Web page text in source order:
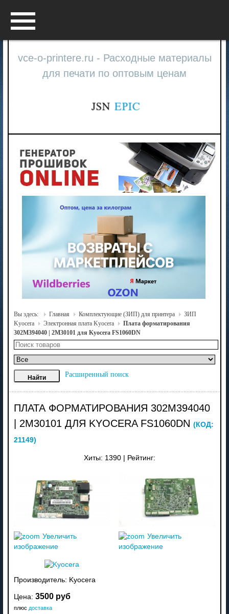
vce-o-printere.ru - Расходные материалы
для печати по оптовым ценам
Вы здесь: Главная Комплектующие (ЗИП) для принтера
ЗИП
Kyocera
Электронная плата Kyocera
Плата форматирования
302M394040 | 2M30101 для Kyocera FS1060DN
Расширенный поиск
ПЛАТА ФОРМАТИРОВАНИЯ 302M394040
| 2M30101 ДЛЯ KYOCERA FS1060DN (КОД:
21149)
Хиты: 1390 Рейтинг:
Увеличить
изображение
Увеличить
изображение
Производитель: Kyocera
Цена: 3500 руб
плюс доставка